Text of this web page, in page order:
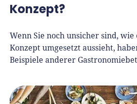
Konzept?
Wenn Sie noch unsicher sind, wie
Konzept umgesetzt aussieht,
Beispiele anderer